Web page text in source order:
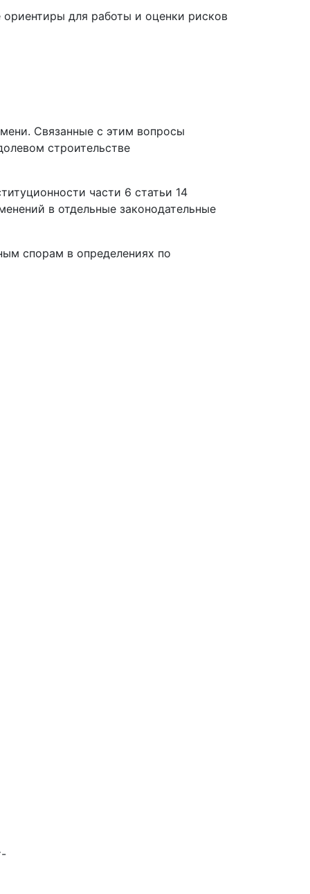
ориентиры для работы и оценки рисков
Связанные с этим вопросы
строительстве
части 6 статьи 14
в отдельные законодательные
спорам в определениях по